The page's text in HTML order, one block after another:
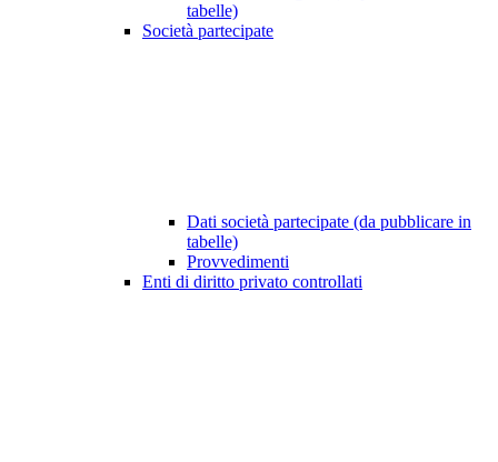
tabelle)
Società partecipate
Dati società partecipate (da pubblicare in
tabelle)
Provvedimenti
Enti di diritto privato controllati